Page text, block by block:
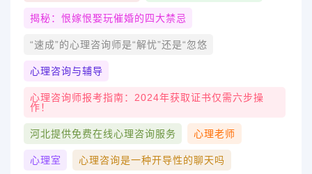
揭秘：恨嫁恨娶玩催婚的四大禁忌
“速成”的心理咨询师是“解忧”还是“忽悠
心理咨询与辅导
心理咨询师报考指南：2024年获取证书仅需六步操
作！
河北提供免费在线心理咨询服务 心理老师
心理室 心理咨询是一种开导性的聊天吗